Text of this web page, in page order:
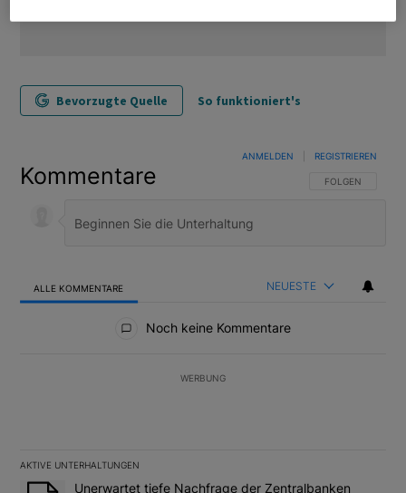
Bevorzugte Quelle So funktioniert's
Kommentare FOLGE DIESER
FOLGEN
ANMELDEN REGISTRIEREN
ALLE KOMMENTARE NEUESTE
Noch keine Kommentare
WERBUNG
AKTIVE UNTERHALTUNGEN
Das Folgende ist eine Liste der am meisten kommentierten
Ein Trendartikel mit dem Titel "Unerwartet tiefe Nachfrage der
Unerwartet tiefe Nachfrage der Zentralbanken